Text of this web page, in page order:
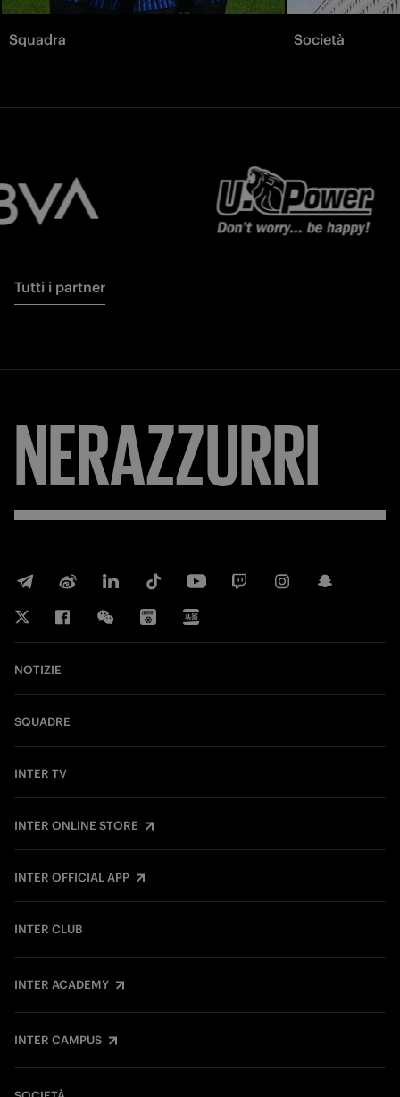
Squadra Società
Tutti i partner
NERAZZURRI
NOTIZIE
SQUADRE
INTER TV
INTER ONLINE STORE
INTER OFFICIAL APP
INTER CLUB
INTER ACADEMY
INTER CAMPUS